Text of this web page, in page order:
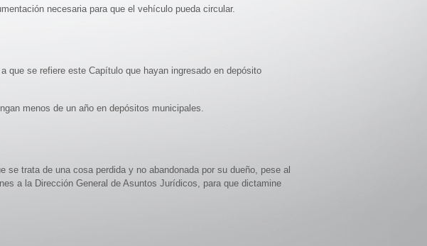
necesaria para que el vehículo pueda circular.
que se refiere este Capítulo que hayan ingresado en depósito
menos de un año en depósitos municipales.
trata de una cosa perdida y no abandonada por su dueño, pese al
a la Dirección General de Asuntos Jurídicos, para que dictamine